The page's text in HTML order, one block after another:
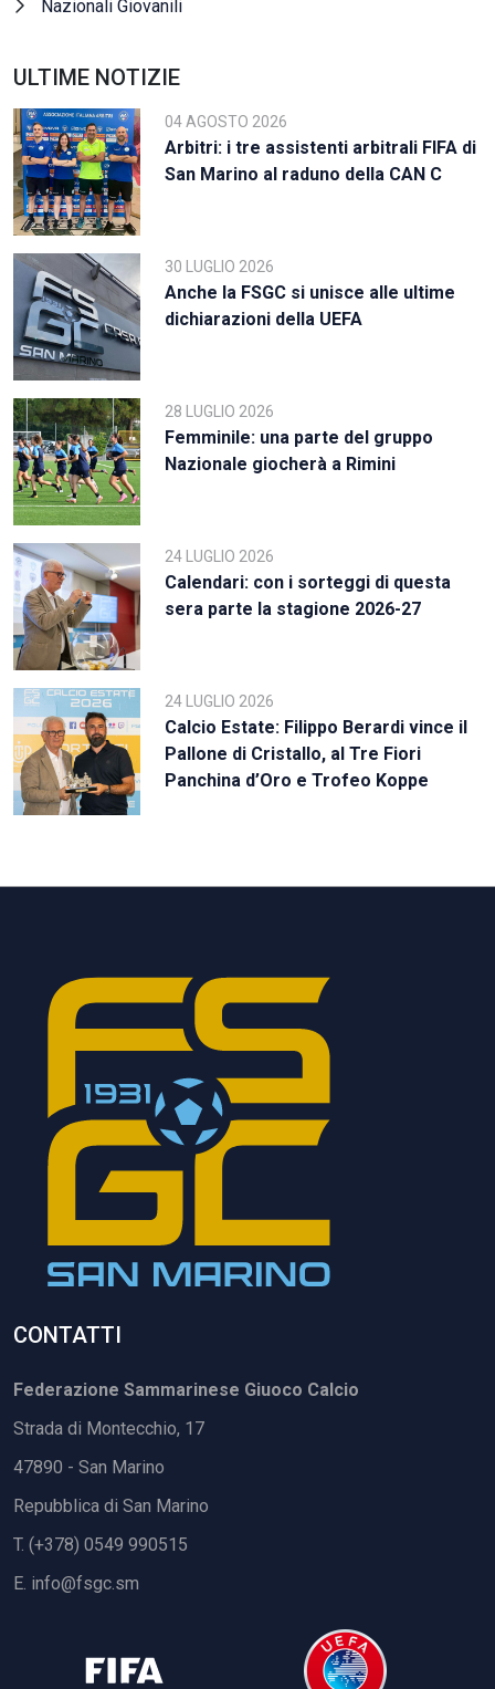
Nazionali Giovanili
ULTIME NOTIZIE
04 AGOSTO 2026
Arbitri: i tre assistenti arbitrali FIFA di
San Marino al raduno della CAN C
30 LUGLIO 2026
Anche la FSGC si unisce alle ultime
dichiarazioni della UEFA
28 LUGLIO 2026
Femminile: una parte del gruppo
Nazionale giocherà a Rimini
24 LUGLIO 2026
Calendari: con i sorteggi di questa
sera parte la stagione 2026-27
24 LUGLIO 2026
Calcio Estate: Filippo Berardi vince il
Pallone di Cristallo, al Tre Fiori
Panchina d’Oro e Trofeo Koppe
CONTATTI
Federazione Sammarinese Giuoco Calcio
Strada di Montecchio, 17
47890 - San Marino
Repubblica di San Marino
T. (+378) 0549 990515
E. info@fsgc.sm